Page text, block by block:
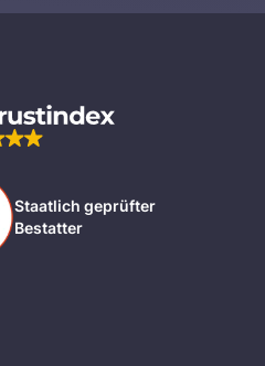
Staatlich geprüfter
Bestatter